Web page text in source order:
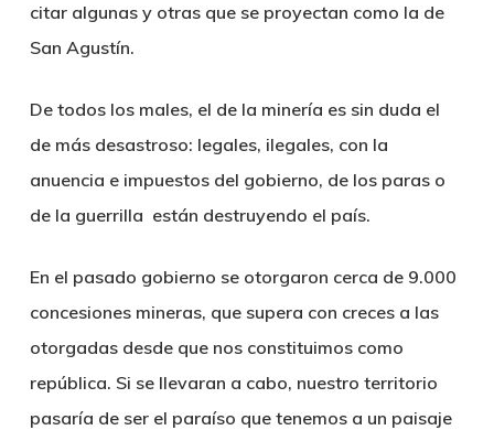
citar algunas y otras que se proyectan como la de
San Agustín.
De todos los males, el de la minería es sin duda el
de más desastroso: legales, ilegales, con la
anuencia e impuestos del gobierno, de los paras o
de la guerrilla están destruyendo el país.
En el pasado gobierno se otorgaron cerca de 9.000
concesiones mineras, que supera con creces a las
otorgadas desde que nos constituimos como
república. Si se llevaran a cabo, nuestro territorio
pasaría de ser el paraíso que tenemos a un paisaje